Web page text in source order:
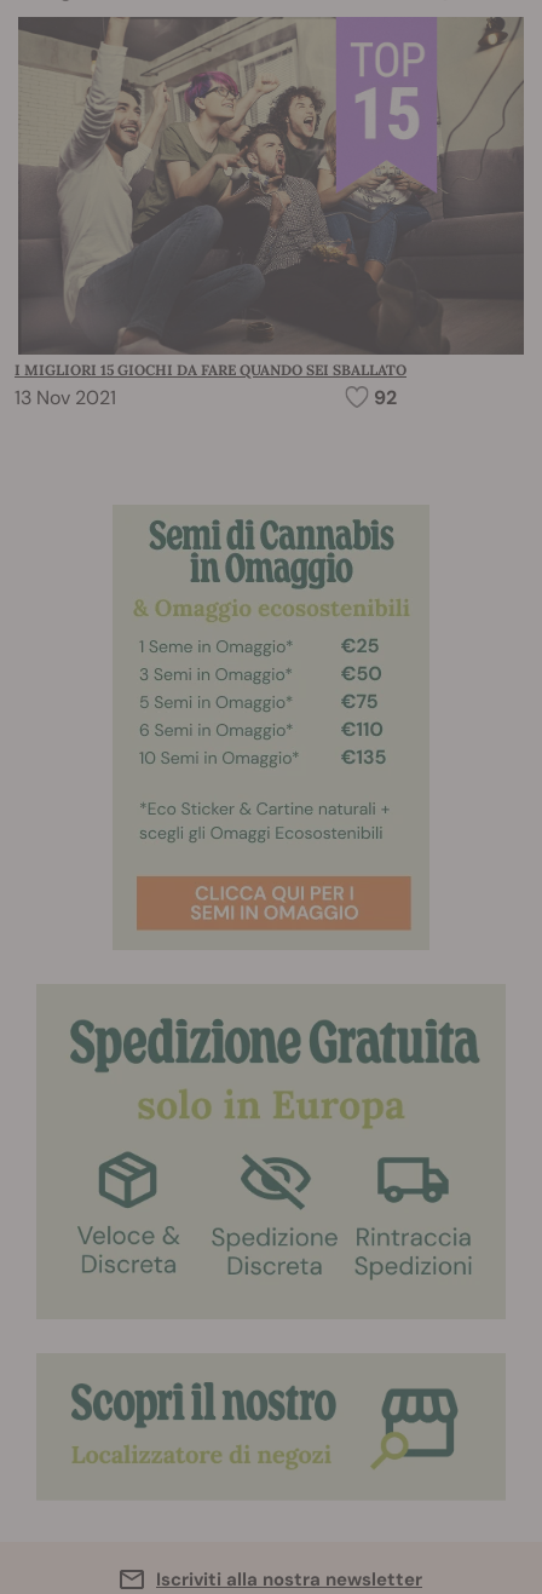
I MIGLIORI 15 GIOCHI DA FARE QUANDO SEI SBALLATO
13 Nov 2021 92
Iscriviti alla nostra newsletter